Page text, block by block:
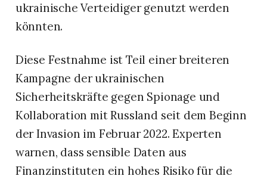
ukrainische Verteidiger genutzt werden
könnten.
Diese Festnahme ist Teil einer breiteren
Kampagne der ukrainischen
Sicherheitskräfte gegen Spionage und
Kollaboration mit Russland seit dem Beginn
der Invasion im Februar 2022. Experten
warnen, dass sensible Daten aus
Finanzinstituten ein hohes Risiko für die